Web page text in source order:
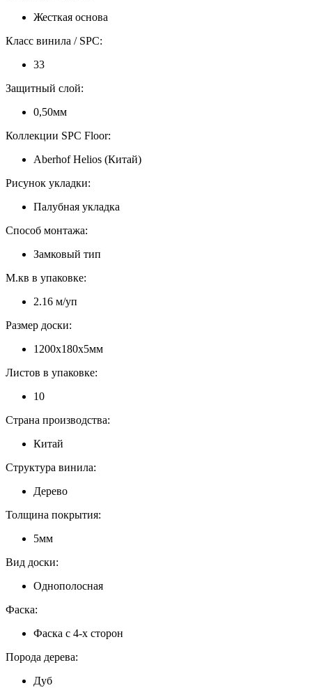
Жесткая основа
Класс винила / SPC:
33
Защитный слой:
0,50мм
Коллекции SPC Floor:
Aberhof Helios (Китай)
Рисунок укладки:
Палубная укладка
Способ монтажа:
Замковый тип
М.кв в упаковке:
2.16 м/уп
Размер доски:
1200х180х5мм
Листов в упаковке:
10
Страна производства:
Китай
Структура винила:
Дерево
Толщина покрытия:
5мм
Вид доски:
Однополосная
Фаска:
Фаска с 4-х сторон
Порода дерева:
Дуб